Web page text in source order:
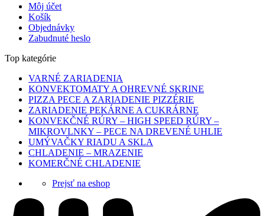
Môj účet
Košík
Objednávky
Zabudnuté heslo
Top kategórie
VARNÉ ZARIADENIA
KONVEKTOMATY A OHREVNÉ SKRINE
PIZZA PECE A ZARIADENIE PIZZÉRIE
ZARIADENIE PEKÁRNE A CUKRÁRNE
KONVEKČNÉ RÚRY – HIGH SPEED RÚRY –
MIKROVLNKY – PECE NA DREVENÉ UHLIE
UMÝVAČKY RIADU A SKLA
CHLADENIE – MRAZENIE
KOMERČNÉ CHLADENIE
Prejsť na eshop